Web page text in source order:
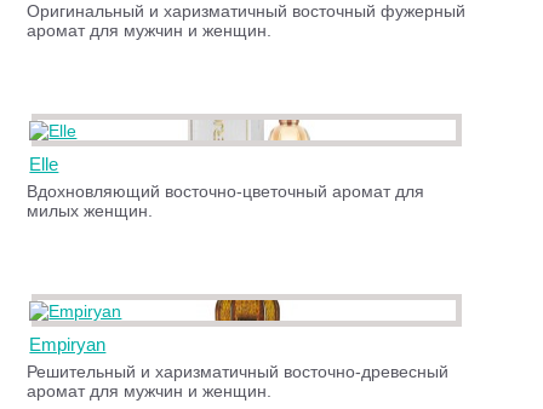
Оригинальный и харизматичный восточный фужерный
аромат для мужчин и женщин.
Elle
Вдохновляющий восточно-цветочный аромат для
милых женщин.
Empiryan
Решительный и харизматичный восточно-древесный
аромат для мужчин и женщин.